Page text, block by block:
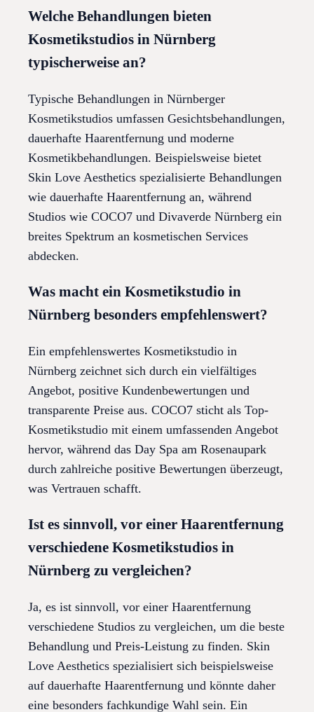
Welche Behandlungen bieten
Kosmetikstudios in Nürnberg
typischerweise an?
Typische Behandlungen in Nürnberger
Kosmetikstudios umfassen Gesichtsbehandlungen,
dauerhafte Haarentfernung und moderne
Kosmetikbehandlungen. Beispielsweise bietet
Skin Love Aesthetics spezialisierte Behandlungen
wie dauerhafte Haarentfernung an, während
Studios wie COCO7 und Divaverde Nürnberg ein
breites Spektrum an kosmetischen Services
abdecken.
Was macht ein Kosmetikstudio in
Nürnberg besonders empfehlenswert?
Ein empfehlenswertes Kosmetikstudio in
Nürnberg zeichnet sich durch ein vielfältiges
Angebot, positive Kundenbewertungen und
transparente Preise aus. COCO7 sticht als Top-
Kosmetikstudio mit einem umfassenden Angebot
hervor, während das Day Spa am Rosenaupark
durch zahlreiche positive Bewertungen überzeugt,
was Vertrauen schafft.
Ist es sinnvoll, vor einer Haarentfernung
verschiedene Kosmetikstudios in
Nürnberg zu vergleichen?
Ja, es ist sinnvoll, vor einer Haarentfernung
verschiedene Studios zu vergleichen, um die beste
Behandlung und Preis-Leistung zu finden. Skin
Love Aesthetics spezialisiert sich beispielsweise
auf dauerhafte Haarentfernung und könnte daher
eine besonders fachkundige Wahl sein. Ein